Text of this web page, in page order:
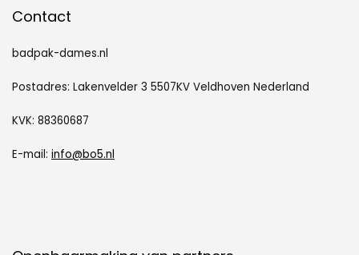
Contact
badpak-dames.nl
Postadres: Lakenvelder 3 5507KV Veldhoven Nederland
KVK: 88360687
E-mail: info@bo5.nl